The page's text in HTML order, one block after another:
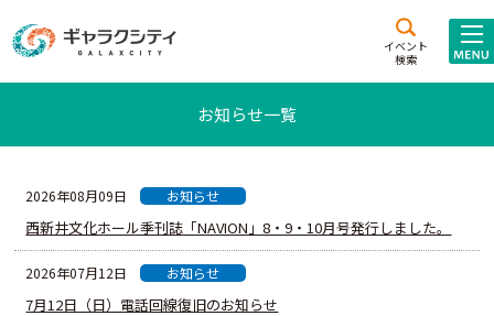
イベント
検索
施設案内
文化ホール
施設貸出･団体利用
こどもみーてぃんぐ
お知らせ一覧
2026年08月09日 お知らせ
西新井文化ホール季刊誌「NAVION」8・9・10月号発行しました。
2026年07月12日 お知らせ
7月12日（日）電話回線復旧のお知らせ